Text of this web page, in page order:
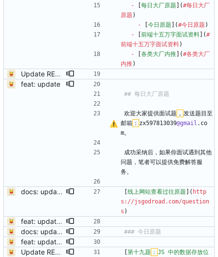
-
每日大厂原题 ](#每日大厂
原题 )
-
今日原题 ](#今日原题 )
-
前端十五万字面试资料 ](#
前端十五万字面试资料)
-
各类大厂内推 ](#各类大厂
内推 )
Update README.md
feat: update
欢迎大家提供面试题 ， 发送题目至
邮箱 ： zx597813039@gmail .co
m。
成功采纳后，如果你面试遇到其他
问题，笔者可以提供免费解答服
务。
docs: update readme 线上网站查看过往原题 ]( http
s://jsgodroad.com/question
s )
feat: update readme
docs: update readme
feat: update readme
Update README.md
第十九题 ： JS 中的数据存放位